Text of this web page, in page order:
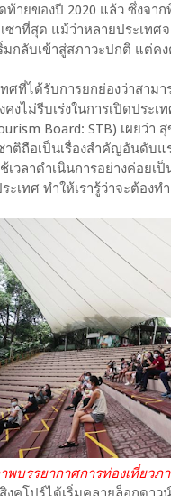
ท้ายของปี 2020 แล้ว ซึ่งจา
ซาที่สุด แม้ว่าหลายประเท
กลับเข้าสู่สภาวะปกติ แต่ค
ศที่ได้รับการยกย่องว่าสาม
คงไม่รีบเร่งในการเปิดประ
Board: STB) เผยว่
าติถือเป็นเรื่องสำคัญอันดับแ
วลาดำเนินการอย่างค่อยเ
ะเทศ ทำให้เรารู้ว่าจะต้อง
พบรรยากาศการท่องเที่ยวภ